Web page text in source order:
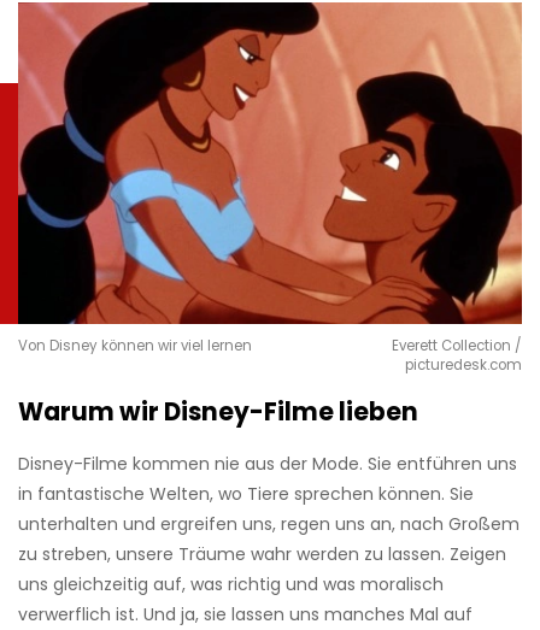
Von Disney können wir viel lernen
Everett Collection /
picturedesk.com
Warum wir Disney-Filme lieben
Disney-Filme kommen nie aus der Mode. Sie entführen uns
in fantastische Welten, wo Tiere sprechen können. Sie
unterhalten und ergreifen uns, regen uns an, nach Großem
zu streben, unsere Träume wahr werden zu lassen. Zeigen
uns gleichzeitig auf, was richtig und was moralisch
verwerflich ist. Und ja, sie lassen uns manches Mal auf